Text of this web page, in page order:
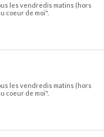
les vendredis matins (hors
coeur de moi".
les vendredis matins (hors
coeur de moi".